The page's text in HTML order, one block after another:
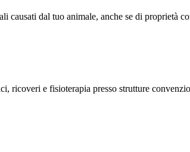
causati dal tuo animale, anche se di proprietà
ricoveri e fisioterapia presso strutture